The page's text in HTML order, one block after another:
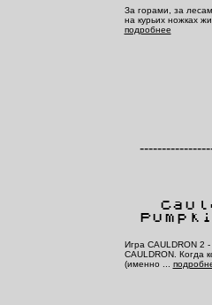
За горами, за
на курьих ножках
подробнее
Игра CAULDRON 2
CAULDRON. Когда
(именно ...